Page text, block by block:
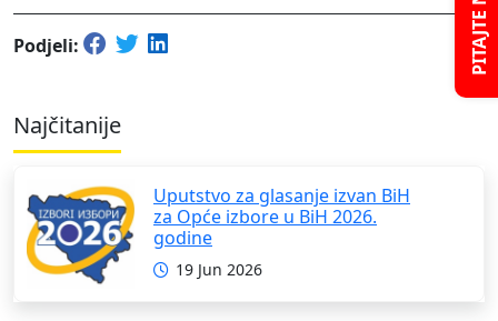
PITAJTE NAS
Podjeli:
Najčitanije
Uputstvo za glasanje izvan BiH
za Opće izbore u BiH 2026.
godine
19 Jun 2026